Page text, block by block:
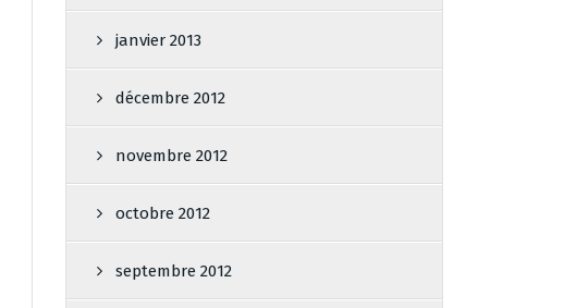
janvier 2013
décembre 2012
novembre 2012
octobre 2012
septembre 2012